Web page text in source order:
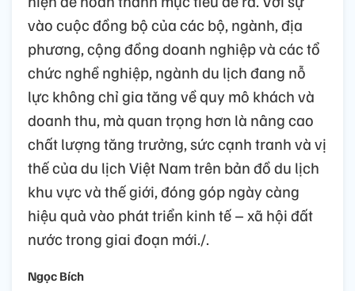
vào cuộc đồng bộ của các bộ, ngành, địa
phương, cộng đồng doanh nghiệp và các tổ
chức nghề nghiệp, ngành du lịch đang nỗ
lực không chỉ gia tăng về quy mô khách và
doanh thu, mà quan trọng hơn là nâng cao
chất lượng tăng trưởng, sức cạnh tranh và vị
thế của du lịch Việt Nam trên bản đồ du lịch
khu vực và thế giới, đóng góp ngày càng
hiệu quả vào phát triển kinh tế – xã hội đất
nước trong giai đoạn mới./.
Ngọc Bích